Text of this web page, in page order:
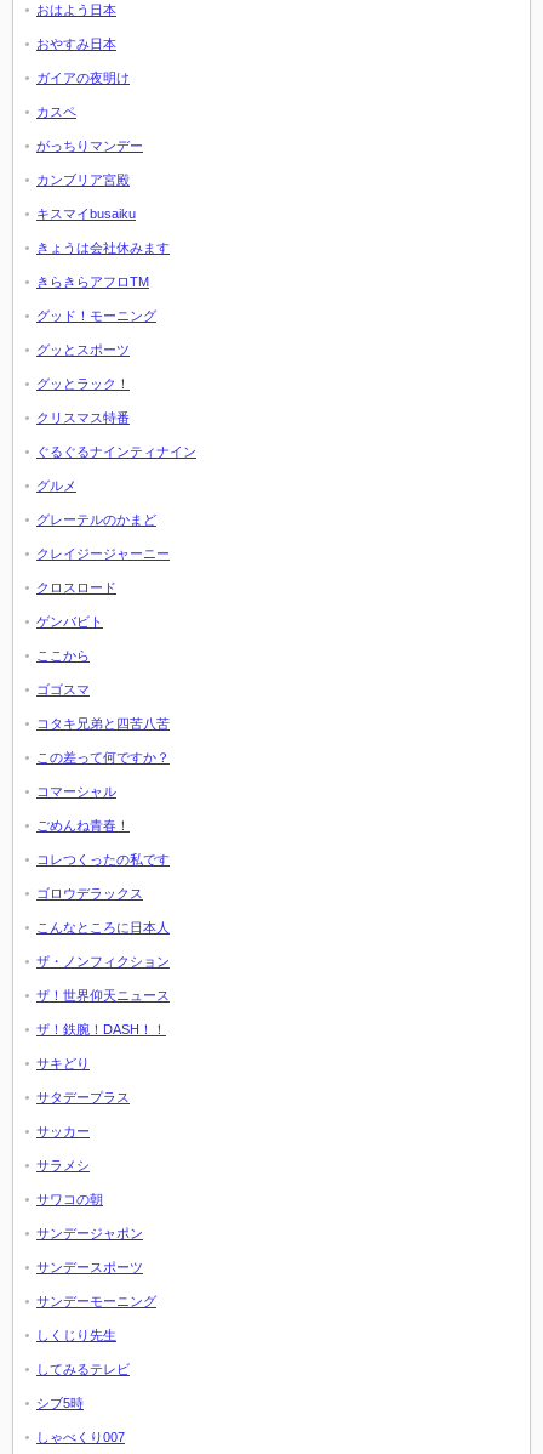
おはよう日本
おやすみ日本
ガイアの夜明け
カスペ
がっちりマンデー
カンブリア宮殿
キスマイbusaiku
きょうは会社休みます
きらきらアフロTM
グッド！モーニング
グッとスポーツ
グッとラック！
クリスマス特番
ぐるぐるナインティナイン
グルメ
グレーテルのかまど
クレイジージャーニー
クロスロード
ゲンバビト
ここから
ゴゴスマ
コタキ兄弟と四苦八苦
この差って何ですか？
コマーシャル
ごめんね青春！
コレつくったの私です
ゴロウデラックス
こんなところに日本人
ザ・ノンフィクション
ザ！世界仰天ニュース
ザ！鉄腕！DASH！！
サキどり
サタデープラス
サッカー
サラメシ
サワコの朝
サンデージャポン
サンデースポーツ
サンデーモーニング
しくじり先生
してみるテレビ
シブ5時
しゃべくり007